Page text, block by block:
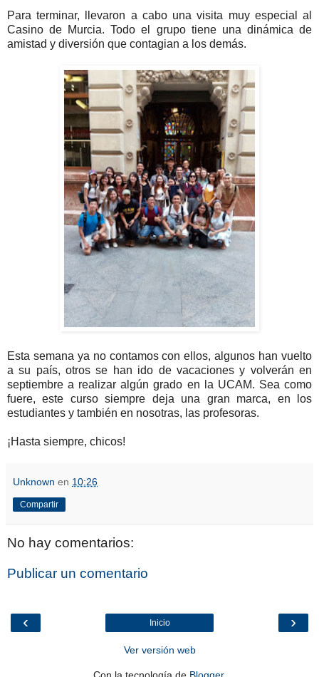
Para terminar, llevaron a cabo una visita muy especial al
Casino de Murcia. Todo el grupo tiene una dinámica de
amistad y diversión que contagian a los demás.
Esta semana ya no contamos con ellos, algunos han vuelto
a su país, otros se han ido de vacaciones y volverán en
septiembre a realizar algún grado en la UCAM. Sea como
fuere, este curso siempre deja una gran marca, en los
estudiantes y también en nosotras, las profesoras.
¡Hasta siempre, chicos!
Unknown en 10:26
Compartir
No hay comentarios:
Publicar un comentario
‹ ›
Inicio
Ver versión web
Con la tecnología de Blogger.